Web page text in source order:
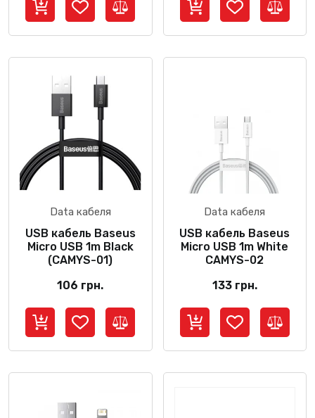
Data кабеля
USB кабель Baseus
Micro USB 1m Black
(CAMYS-01)
106 грн.
Data кабеля
USB кабель Baseus
Micro USB 1m White
CAMYS-02
133 грн.